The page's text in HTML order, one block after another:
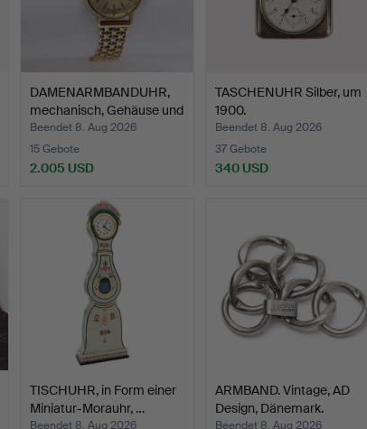
DAMENARMBANDUHR,
mechanisch, Gehäuse und
A…
Beendet 8. Aug 2026
15 Gebote
2.005 USD
TASCHENUHR Silber, um
1900.
Beendet 8. Aug 2026
37 Gebote
340 USD
TISCHUHR, in Form einer
Miniatur-Morauhr, …
Beendet 8. Aug 2026
ARMBAND. Vintage, AD
Design, Dänemark.
Beendet 8. Aug 2026